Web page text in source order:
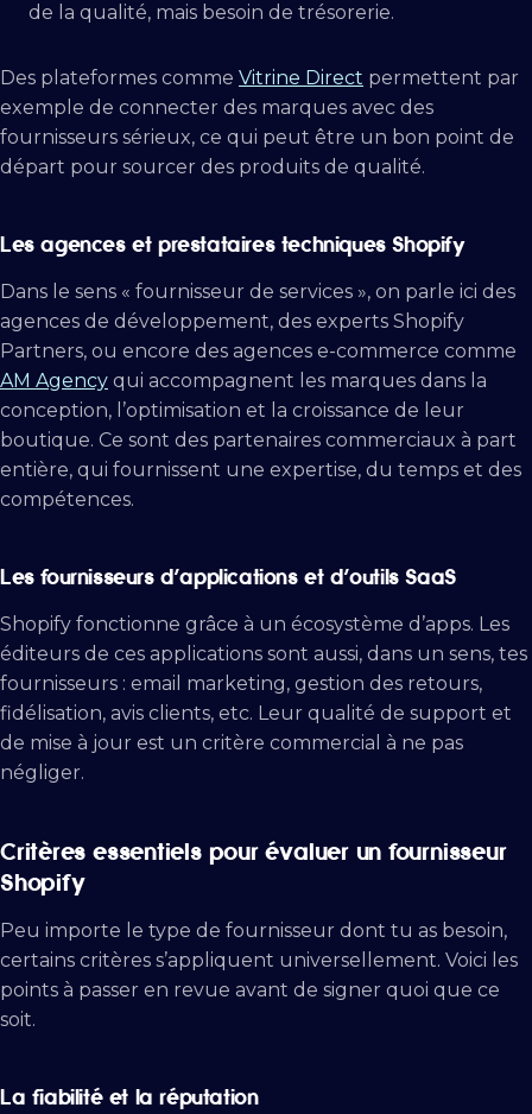
de la qualité, mais besoin de trésorerie.
Des plateformes comme Vitrine Direct permettent par
exemple de connecter des marques avec des
fournisseurs sérieux, ce qui peut être un bon point de
départ pour sourcer des produits de qualité.
Les agences et prestataires techniques Shopify
Dans le sens « fournisseur de services », on parle ici des
agences de développement, des experts Shopify
Partners, ou encore des agences e-commerce comme
AM Agency qui accompagnent les marques dans la
conception, l’optimisation et la croissance de leur
boutique. Ce sont des partenaires commerciaux à part
entière, qui fournissent une expertise, du temps et des
compétences.
Les fournisseurs d’applications et d’outils SaaS
Shopify fonctionne grâce à un écosystème d’apps. Les
éditeurs de ces applications sont aussi, dans un sens, tes
fournisseurs : email marketing, gestion des retours,
fidélisation, avis clients, etc. Leur qualité de support et
de mise à jour est un critère commercial à ne pas
négliger.
Critères essentiels pour évaluer un fournisseur
Shopify
Peu importe le type de fournisseur dont tu as besoin,
certains critères s’appliquent universellement. Voici les
points à passer en revue avant de signer quoi que ce
soit.
La fiabilité et la réputation